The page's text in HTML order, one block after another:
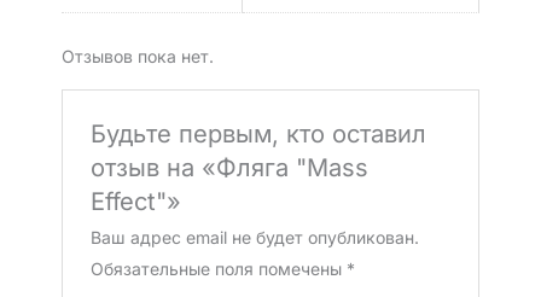
Отзывов пока нет.
Будьте первым, кто оставил
отзыв на «Фляга "Mass
Effect"»
Ваш адрес email не будет опубликован.
Обязательные поля помечены *